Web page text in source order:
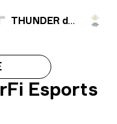
THUNDER dOWNUNDER
Esports